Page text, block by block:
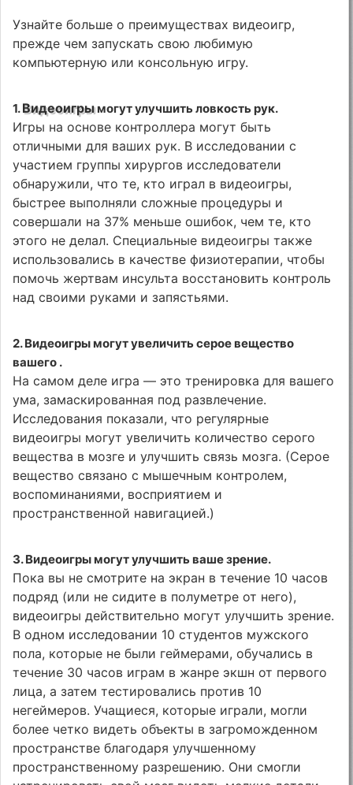
Узнайте больше о преимуществах видеоигр,
прежде чем запускать свою любимую
компьютерную или консольную игру.
1.Видеоигрымогут улучшить ловкость рук.
Игры на основе контроллера могут быть
отличными для ваших рук. В исследовании с
участием группы хирургов исследователи
обнаружили, что те, кто играл в видеоигры,
быстрее выполняли сложные процедуры и
совершали на 37% меньше ошибок, чем те, кто
этого не делал. Специальные видеоигры также
использовались в качестве физиотерапии, чтобы
помочь жертвам инсульта восстановить контроль
над своими руками и запястьями.
2. Видеоигры могут увеличить серое вещество
вашего .
На самом деле игра — это тренировка для вашего
ума, замаскированная под развлечение.
Исследования показали, что регулярные
видеоигры могут увеличить количество серого
вещества в мозге и улучшить связь мозга. (Серое
вещество связано с мышечным контролем,
воспоминаниями, восприятием и
пространственной навигацией.)
3. Видеоигры могут улучшить ваше зрение.
Пока вы не смотрите на экран в течение 10 часов
подряд (или не сидите в полуметре от него),
видеоигры действительно могут улучшить зрение.
В одном исследовании 10 студентов мужского
пола, которые не были геймерами, обучались в
течение 30 часов играм в жанре экшн от первого
лица, а затем тестировались против 10
негеймеров. Учащиеся, которые играли, могли
более четко видеть объекты в загроможденном
пространстве благодаря улучшенному
пространственному разрешению. Они смогли